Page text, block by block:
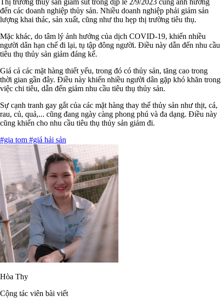
đến các doanh nghiệp thủy sản. Nhiều doanh nghiệp phải giảm sản
lượng khai thác, sản xuất, cũng như thu hẹp thị trường tiêu thụ.
Mặc khác, do tâm lý ảnh hưởng của dịch COVID-19, khiến nhiều
người dân hạn chế đi lại, tụ tập đông người. Điều này dẫn đến nhu cầu
tiêu thụ thủy sản giảm đáng kể.
Giá cả các mặt hàng thiết yếu, trong đó có thủy sản, tăng cao trong
thời gian gần đây. Điều này khiến nhiều người dân gặp khó khăn trong
việc chi tiêu, dẫn đến giảm nhu cầu tiêu thụ thủy sản.
Sự cạnh tranh gay gắt của các mặt hàng thay thế thủy sản như thịt, cá,
rau, củ, quả,... cũng đang ngày càng phong phú và đa dạng. Điều này
cũng khiến cho nhu cầu tiêu thụ thủy sản giảm đi.
#gia tom #giá hải sản
Hòa Thy
Cộng tác viên bài viết